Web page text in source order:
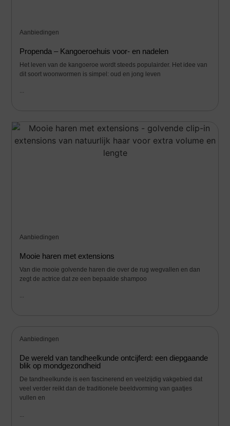
Aanbiedingen
Propenda – Kangoeroehuis voor- en nadelen
Het leven van de kangoeroe wordt steeds populairder. Het idee van
dit soort woonwormen is simpel: oud en jong leven
...
Aanbiedingen
Mooie haren met extensions
Van die mooie golvende haren die over de rug wegvallen en dan
zegt de actrice dat ze een bepaalde shampoo
...
Aanbiedingen
De wereld van tandheelkunde ontcijferd: een diepgaande
blik op mondgezondheid
De tandheelkunde is een fascinerend en veelzijdig vakgebied dat
veel verder reikt dan de traditionele beeldvorming van gaatjes
vullen en
...